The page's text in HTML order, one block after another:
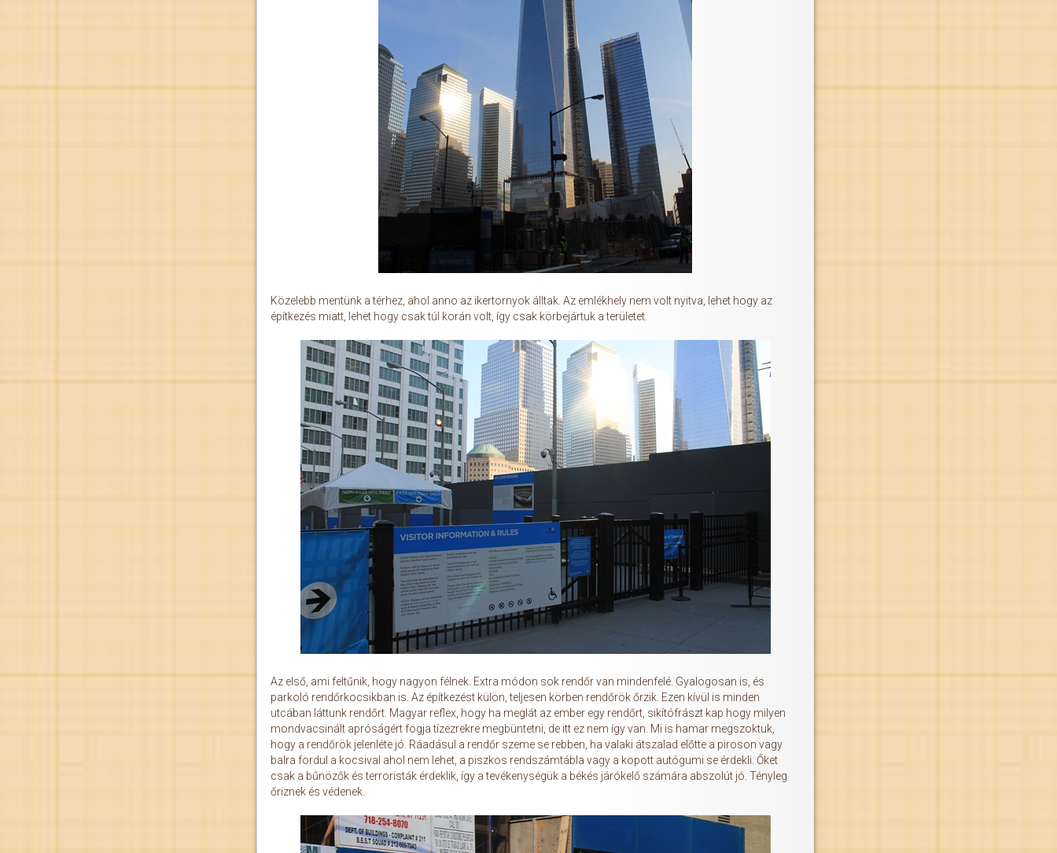
Közelebb mentünk a térhez, ahol anno az ikertornyok álltak. Az emlékhely nem volt nyitva, lehet hogy az
építkezés miatt, lehet hogy csak túl korán volt, így csak körbejártuk a területet.
Az első, ami feltűnik, hogy nagyon félnek. Extra módon sok rendőr van mindenfelé. Gyalogosan is, és
parkoló rendőrkocsikban is. Az építkezést külön, teljesen körben rendőrök őrzik. Ezen kívül is minden
utcában láttunk rendőrt. Magyar reflex, hogy ha meglát az ember egy rendőrt, sikítófrászt kap hogy milyen
mondvacsinált apróságért fogja tízezrekre megbüntetni, de itt ez nem így van. Mi is hamar megszoktuk,
hogy a rendőrök jelenléte jó. Ráadásul a rendőr szeme se rebben, ha valaki átszalad előtte a piroson vagy
balra fordul a kocsival ahol nem lehet, a piszkos rendszámtábla vagy a kopott autógumi se érdekli. Őket
csak a bűnözők és terroristák érdeklik, így a tevékenységük a békés járókelő számára abszolút jó. Tényleg
őriznek és védenek.